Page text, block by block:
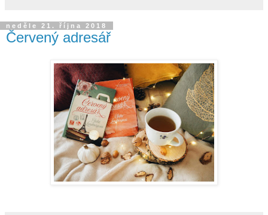
neděle 21. října 2018
Červený adresář